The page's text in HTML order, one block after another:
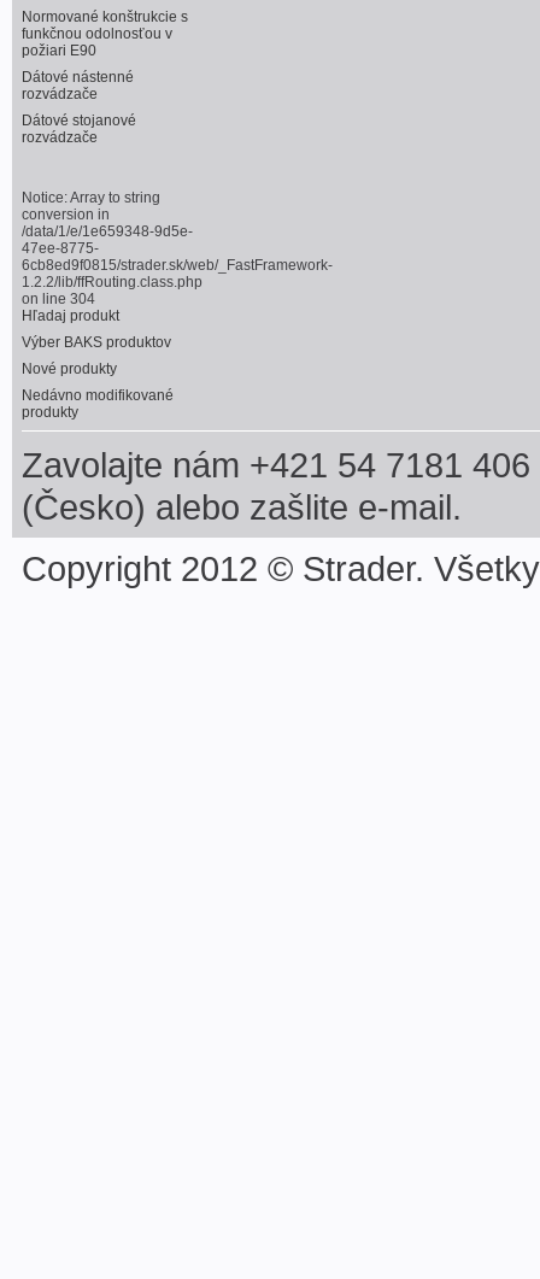
Normované konštrukcie s
funkčnou odolnosťou v
požiari E90
Dátové nástenné
rozvádzače
Dátové stojanové
rozvádzače
Notice: Array to string
conversion in
/data/1/e/1e659348-9d5e-
47ee-8775-
6cb8ed9f0815/strader.sk/web/_FastFramework-
1.2.2/lib/ffRouting.class.php
on line 304
Hľadaj produkt
Výber BAKS produktov
Nové produkty
Nedávno modifikované
produkty
Zavolajte nám +421 54 7181
(Česko) alebo zašlite e-mail.
Copyright 2012 © Strader.